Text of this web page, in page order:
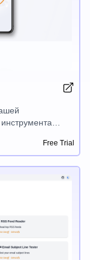
и
Free Trial